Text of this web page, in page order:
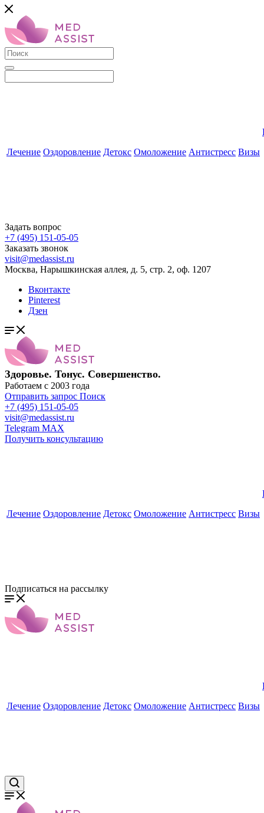
Лечение Оздоровление Детокс Омоложение Антистресс Визы
Задать вопрос
+7 (495) 151-05-05
Заказать звонок
visit@medassist.ru
Москва, Нарышкинская аллея, д. 5, стр. 2, оф. 1207
Вконтакте
Pinterest
Дзен
Здоровье. Тонус. Совершенство.
Работаем с 2003 года
Отправить запрос Поиск
+7 (495) 151-05-05
visit@medassist.ru
Telegram MAX
Получить консультацию
Лечение Оздоровление Детокс Омоложение Антистресс Визы
Подписаться на рассылку
Лечение Оздоровление Детокс Омоложение Антистресс Визы